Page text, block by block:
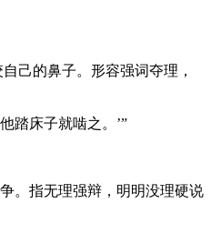
己的鼻子。形容强词夺理，
踏床子就啮之。’”
。指无理强辩，明明没理硬说